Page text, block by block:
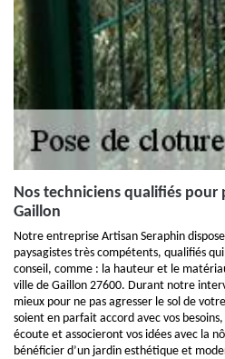
Nos techniciens qualifiés pour
Gaillon
Notre entreprise Artisan Seraphin
paysagistes très compétents, qualifiés
conseil, comme : la hauteur et le
ville de Gaillon 27600. Durant notre
mieux pour ne pas agresser le sol de
soient en parfait accord avec vos
écoute et associeront vos idées avec la
bénéficier d’un jardin esthétique et